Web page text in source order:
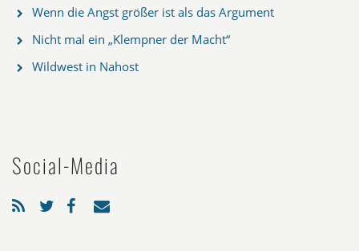
Wenn die Angst größer ist als das Argument
Nicht mal ein „Klempner der Macht“
Wildwest in Nahost
Social-Media